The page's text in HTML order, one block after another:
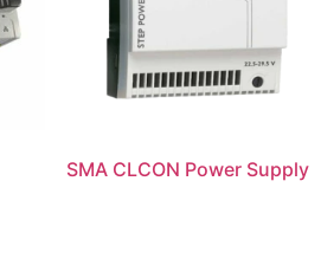
SMA CLCON Power Supply